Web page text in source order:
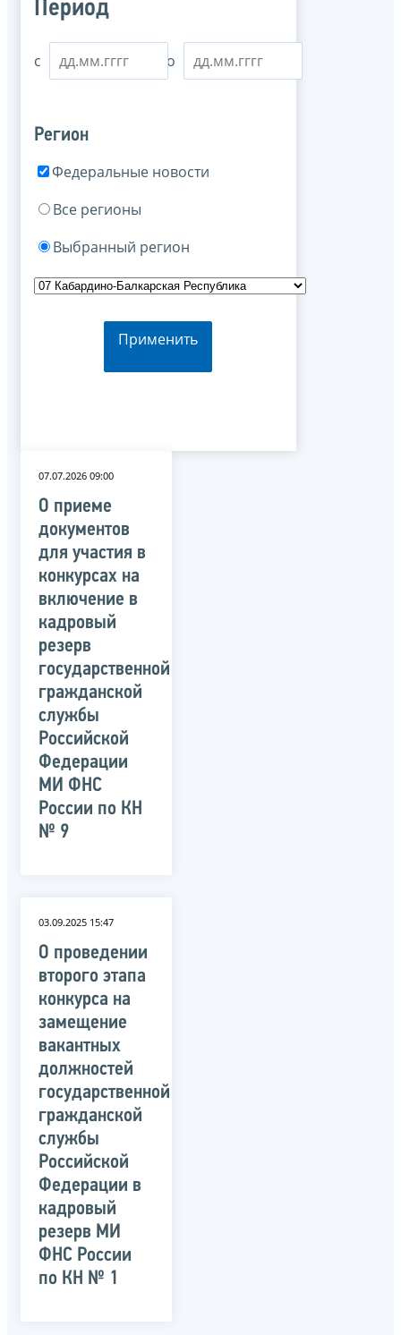
Период
с по
Регион
Федеральные новости
Все регионы
Выбранный регион
Применить
07.07.2026 09:00
О приеме
документов
для участия в
конкурсах на
включение в
кадровый
резерв
государственной
гражданской
службы
Российской
Федерации
МИ ФНС
России по КН
№ 9
03.09.2025 15:47
О проведении
второго этапа
конкурса на
замещение
вакантных
должностей
государственной
гражданской
службы
Российской
Федерации в
кадровый
резерв МИ
ФНС России
по КН № 1